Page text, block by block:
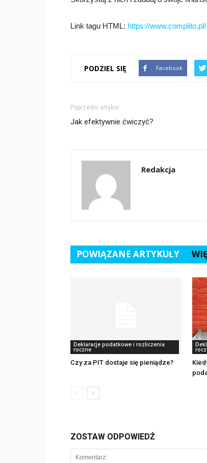
Link tagu HTML: https://www.complito.pl/
PODZIEL SIĘ Facebook
Poprzedni artykuł
Jak efektywnie ćwiczyć?
Redakcja
POWIĄZANE ARTYKUŁY
Deklaracje podatkowe i rozliczenia
roczne
Czy za PIT dostaje się pieniądze?
ZOSTAW ODPOWIEDŹ